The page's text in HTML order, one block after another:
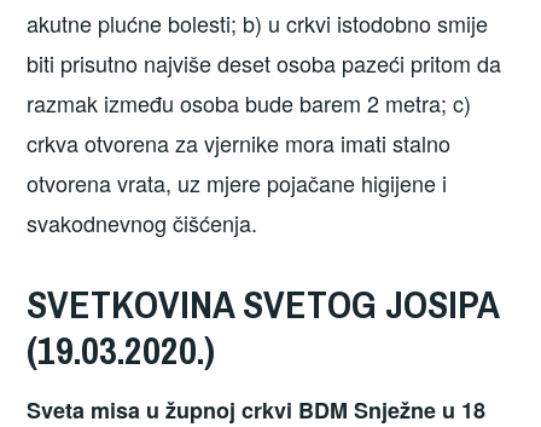
akutne plućne bolesti; b) u crkvi istodobno smije
biti prisutno najviše deset osoba pazeći pritom da
razmak između osoba bude barem 2 metra; c)
crkva otvorena za vjernike mora imati stalno
otvorena vrata, uz mjere pojačane higijene i
svakodnevnog čišćenja.
SVETKOVINA SVETOG JOSIPA
(19.03.2020.)
Sveta misa u župnoj crkvi BDM Snježne u 18